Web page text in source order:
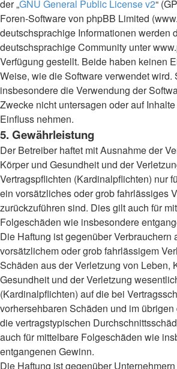
der „GNU General Public License v2“
Foren-Software von phpBB Limited
deutschsprachige Informationen werden
deutschsprachige Community unter
Verfügung gestellt. Beide haben keinen
Weise, wie die Software verwendet wird.
insbesondere die Verwendung der
Zwecke nicht untersagen oder auf
Einfluss nehmen.
5. Gewährleistung
Der Betreiber haftet mit Ausnahme der
Körper und Gesundheit und der
Vertragspflichten (Kardinalpflichten) nur
ein vorsätzliches oder grob fahrlässiges
zurückzuführen sind. Dies gilt auch für
Folgeschäden wie insbesondere
Die Haftung ist gegenüber Verbrauchern
vorsätzlichem oder grob fahrlässigem
Schäden aus der Verletzung von Leben,
Gesundheit und der Verletzung
(Kardinalpflichten) auf die bei
vorhersehbaren Schäden und im
die vertragstypischen
auch für mittelbare Folgeschäden wie
entgangenen Gewinn.
Die Haftung ist gegenüber